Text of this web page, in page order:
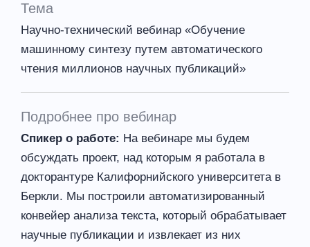
Тема
Научно-технический вебинар «Обучение
машинному синтезу путем автоматического
чтения миллионов научных публикаций»
Подробнее про вебинар
Спикер о работе: На вебинаре мы будем
обсуждать проект, над которым я работала в
докторантуре Калифорнийского университета в
Беркли. Мы построили автоматизированный
конвейер анализа текста, который обрабатывает
научные публикации и извлекает из них